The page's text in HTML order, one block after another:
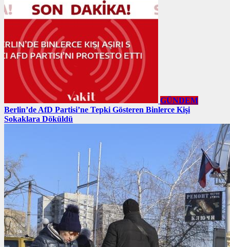
GÜNDEM
Berlin’de AfD Partisi’ne Tepki Gösteren Binlerce Kişi
Sokaklara Döküldü